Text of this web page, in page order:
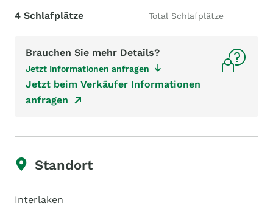
4 Schlafplätze Total Schlafplätze
Brauchen Sie mehr Details?
Jetzt Informationen anfragen
Jetzt beim Verkäufer Informationen
anfragen
Standort
Interlaken